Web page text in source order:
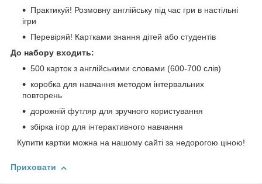
Практикуй! Розмовну англійську під час гри в настільні
ігри
Перевіряй! Картками знання дітей або студентів
До набору входить:
500 карток з англійськими словами (600-700 слів)
коробка для навчання методом інтервальних
повторень
дорожній футляр для зручного користування
збірка ігор для інтерактивного навчання
Купити картки можна на нашому сайті за недорогою ціною!
Приховати